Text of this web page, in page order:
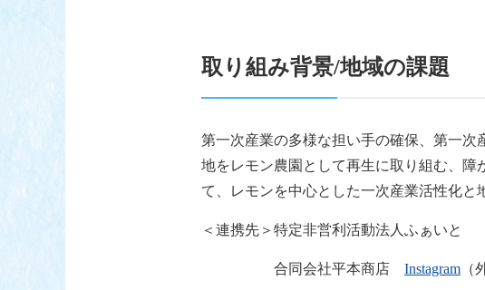
取り組み背景/地域の課題
第一次産業の多様な担い手の確保、第一次
地をレモン農園として再生に取り組む、
て、レモンを中心とした一次産業活性化と
＜連携先＞特定非営利活動法人ふぁいと
合同会社平本商店 Instagram （